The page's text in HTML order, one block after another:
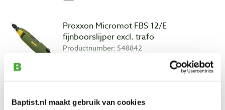
Baptist.nl maakt gebruik van cookies
Proxxon Micromot FBS 12/E
fijnboorslijper excl. trafo
Productnumber: 548842
Compare